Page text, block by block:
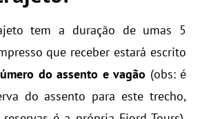
tem a duração de umas 5
que receber estará escrito
do assento e vagão (obs: é
do assento para este trecho,